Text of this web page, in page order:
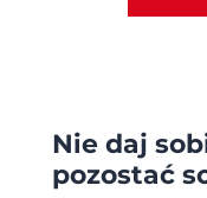
Nie daj
pozostać